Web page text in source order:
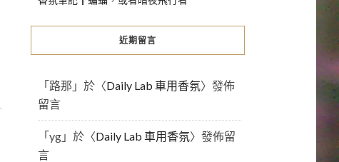
近期留言
「路那 」於〈Daily Lab 車用香氛〉發佈
留言
「yg 」於〈Daily Lab 車用香氛〉發佈留
言